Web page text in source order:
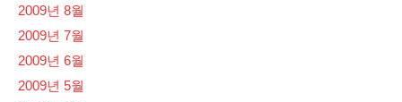
2009년 8월
2009년 7월
2009년 6월
2009년 5월